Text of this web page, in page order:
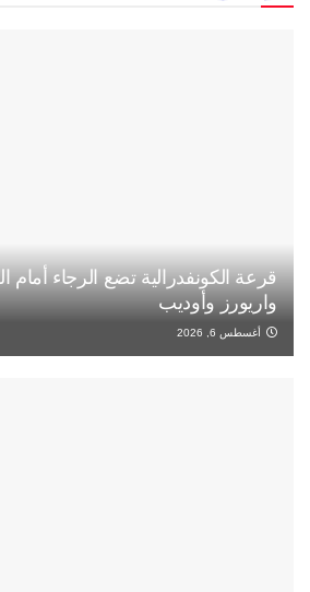
قرعة الكونفدرالية تضع الرجاء أمام
واريورز وأوديب
أغسطس 6, 2026